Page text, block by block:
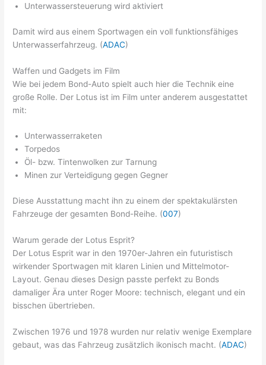
Unterwassersteuerung wird aktiviert
Damit wird aus einem Sportwagen ein voll funktionsfähiges
Unterwasserfahrzeug. (ADAC)
Waffen und Gadgets im Film
Wie bei jedem Bond-Auto spielt auch hier die Technik eine
große Rolle. Der Lotus ist im Film unter anderem ausgestattet
mit:
Unterwasserraketen
Torpedos
Öl- bzw. Tintenwolken zur Tarnung
Minen zur Verteidigung gegen Gegner
Diese Ausstattung macht ihn zu einem der spektakulärsten
Fahrzeuge der gesamten Bond-Reihe. (007)
Warum gerade der Lotus Esprit?
Der Lotus Esprit war in den 1970er-Jahren ein futuristisch
wirkender Sportwagen mit klaren Linien und Mittelmotor-
Layout. Genau dieses Design passte perfekt zu Bonds
damaliger Ära unter Roger Moore: technisch, elegant und ein
bisschen übertrieben.
Zwischen 1976 und 1978 wurden nur relativ wenige Exemplare
gebaut, was das Fahrzeug zusätzlich ikonisch macht. (ADAC)